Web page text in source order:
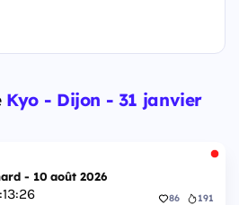
Kyo - Dijon - 31 janvier
- 10 août 2026
:13:25 86 191